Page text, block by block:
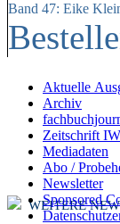
Band 47: Eike
Aktuelle
Archiv
Zeitschrift
Mediadaten
Abo /
Newsletter
Sponsored
WEITERE